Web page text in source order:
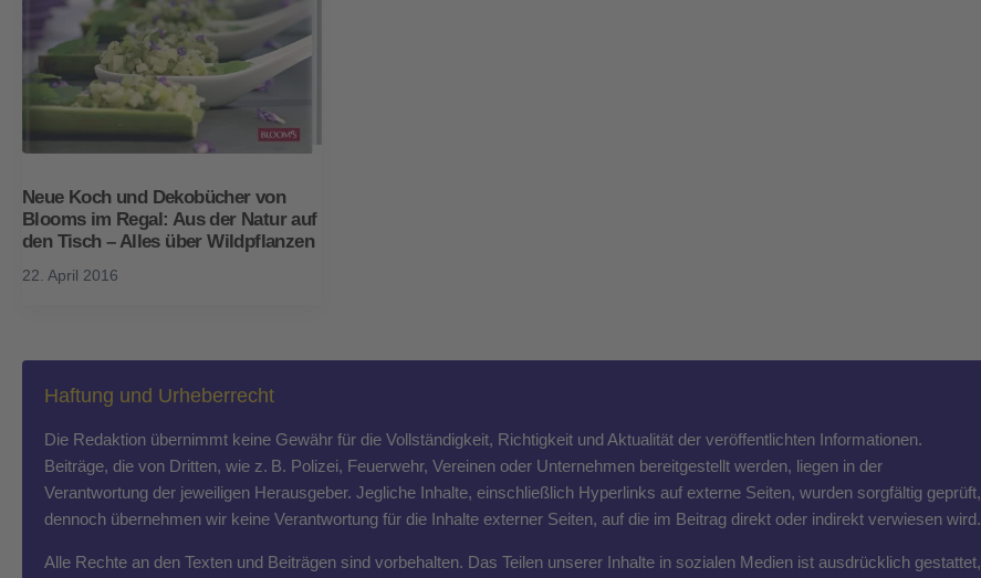
Neue Koch und Dekobücher von
Blooms im Regal: Aus der Natur auf
den Tisch – Alles über Wildpflanzen
22. April 2016
Haftung und Urheberrecht
Die Redaktion übernimmt keine Gewähr für die Vollständigkeit, Richtigkeit und Aktualität der veröffentlichten Informationen.
Beiträge, die von Dritten, wie z. B. Polizei, Feuerwehr, Vereinen oder Unternehmen bereitgestellt werden, liegen in der
Verantwortung der jeweiligen Herausgeber. Jegliche Inhalte, einschließlich Hyperlinks auf externe Seiten, wurden sorgfältig geprüft,
dennoch übernehmen wir keine Verantwortung für die Inhalte externer Seiten, auf die im Beitrag direkt oder indirekt verwiesen wird.
Alle Rechte an den Texten und Beiträgen sind vorbehalten. Das Teilen unserer Inhalte in sozialen Medien ist ausdrücklich gestattet,